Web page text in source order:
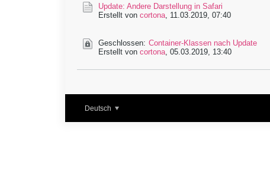
Update: Andere Darstellung in Safari
Erstellt von cortona, 11.03.2019, 07:40
Geschlossen: Container-Klassen nach Update
Erstellt von cortona, 05.03.2019, 13:40
Deutsch